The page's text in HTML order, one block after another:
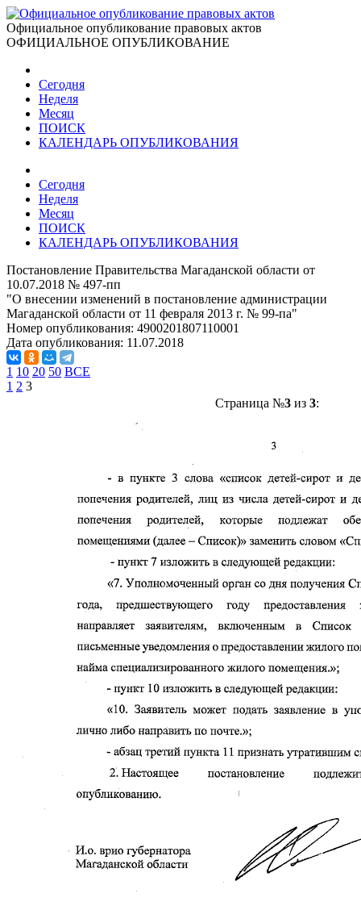
Официальное опубликование правовых актов
ОФИЦИАЛЬНОЕ ОПУБЛИКОВАНИЕ
Сегодня
Неделя
Месяц
ПОИСК
КАЛЕНДАРЬ ОПУБЛИКОВАНИЯ
Сегодня
Неделя
Месяц
ПОИСК
КАЛЕНДАРЬ ОПУБЛИКОВАНИЯ
Постановление Правительства Магаданской области от
10.07.2018 № 497-пп
"О внесении изменений в постановление администрации
Магаданской области от 11 февраля 2013 г. № 99-па"
Номер опубликования: 4900201807110001
Дата опубликования: 11.07.2018
1 10 20 50 ВСЕ
1 2 3
Страница №3из 3: